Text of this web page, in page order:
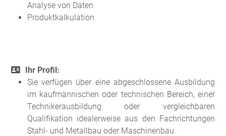
Analyse von Daten
Produktkalkulation
Ihr Profil:
Sie verfügen über eine abgeschlossene Ausbildung
im kaufmännischen oder technischen Bereich, einer
Technikerausbildung oder vergleichbaren
Qualifikation idealerweise aus den Fachrichtungen
Stahl- und Metallbau oder Maschinenbau.